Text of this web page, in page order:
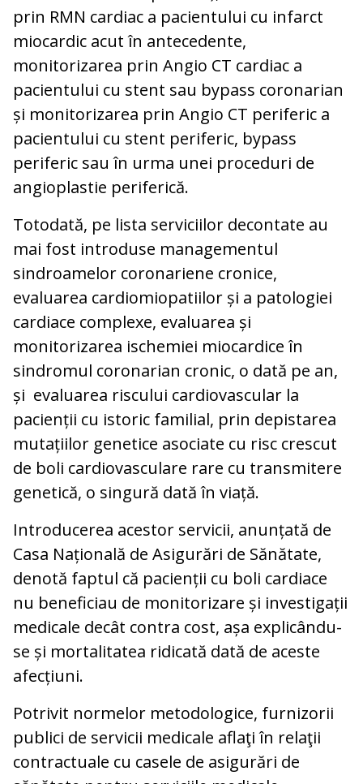
prin RMN cardiac a pacientului cu infarct
miocardic acut în antecedente,
monitorizarea prin Angio CT cardiac a
pacientului cu stent sau bypass coronarian
și monitorizarea prin Angio CT periferic a
pacientului cu stent periferic, bypass
periferic sau în urma unei proceduri de
angioplastie periferică.
Totodată, pe lista serviciilor decontate au
mai fost introduse managementul
sindroamelor coronariene cronice,
evaluarea cardiomiopatiilor și a patologiei
cardiace complexe, evaluarea și
monitorizarea ischemiei miocardice în
sindromul coronarian cronic, o dată pe an,
și evaluarea riscului cardiovascular la
pacienții cu istoric familial, prin depistarea
mutațiilor genetice asociate cu risc crescut
de boli cardiovasculare rare cu transmitere
genetică, o singură dată în viață.
Introducerea acestor servicii, anunțată de
Casa Națională de Asigurări de Sănătate,
denotă faptul că pacienții cu boli cardiace
nu beneficiau de monitorizare și investigații
medicale decât contra cost, așa explicându-
se și mortalitatea ridicată dată de aceste
afecțiuni.
Potrivit normelor metodologice, furnizorii
publici de servicii medicale aflaţi în relaţii
contractuale cu casele de asigurări de